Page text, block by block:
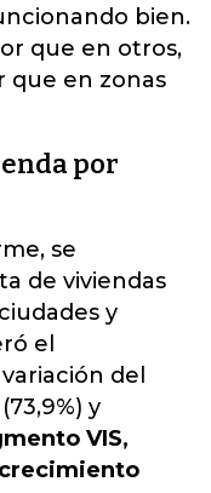
bien.
que en otros,
que en zonas
por
se
de viviendas
y
el
del
y
VIS,